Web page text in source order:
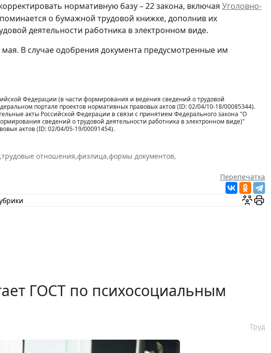
нормативную базу –22 закона, включая Уголовно-
о бумажной трудовой книжке, дополнив их
деятельности работника в электронном виде.
мая. В случае одобрения документа предусмотренные им
Федерации (в части формирования и ведения сведений о трудовой
портале проектов нормативных правовых актов (ID: 02/04/10-18/00085344).
акты Российской Федерации в связи с принятием Федерального закона "О
сведений о трудовой деятельности работника в электронном виде)"
актов (ID: 02/04/05-19/00091454).
,трудовые отношения,физлица,формы документов,
Перепечатка
ГОСТ по психосоциальным
Труд